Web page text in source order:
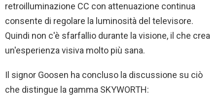
retroilluminazione CC con attenuazione continua
consente di regolare la luminosità del televisore.
Quindi non c'è sfarfallio durante la visione, il che crea
un'esperienza visiva molto più sana.
Il signor Goosen ha concluso la discussione su ciò
che distingue la gamma SKYWORTH: